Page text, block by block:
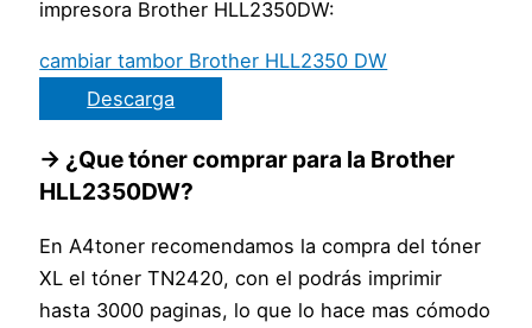
impresora Brother HLL2350DW:
cambiar tambor Brother HLL2350 DW
Descarga
→ ¿Que tóner comprar para la Brother
HLL2350DW?
En A4toner recomendamos la compra del tóner
XL el tóner TN2420, con el podrás imprimir
hasta 3000 paginas, lo que lo hace mas cómodo